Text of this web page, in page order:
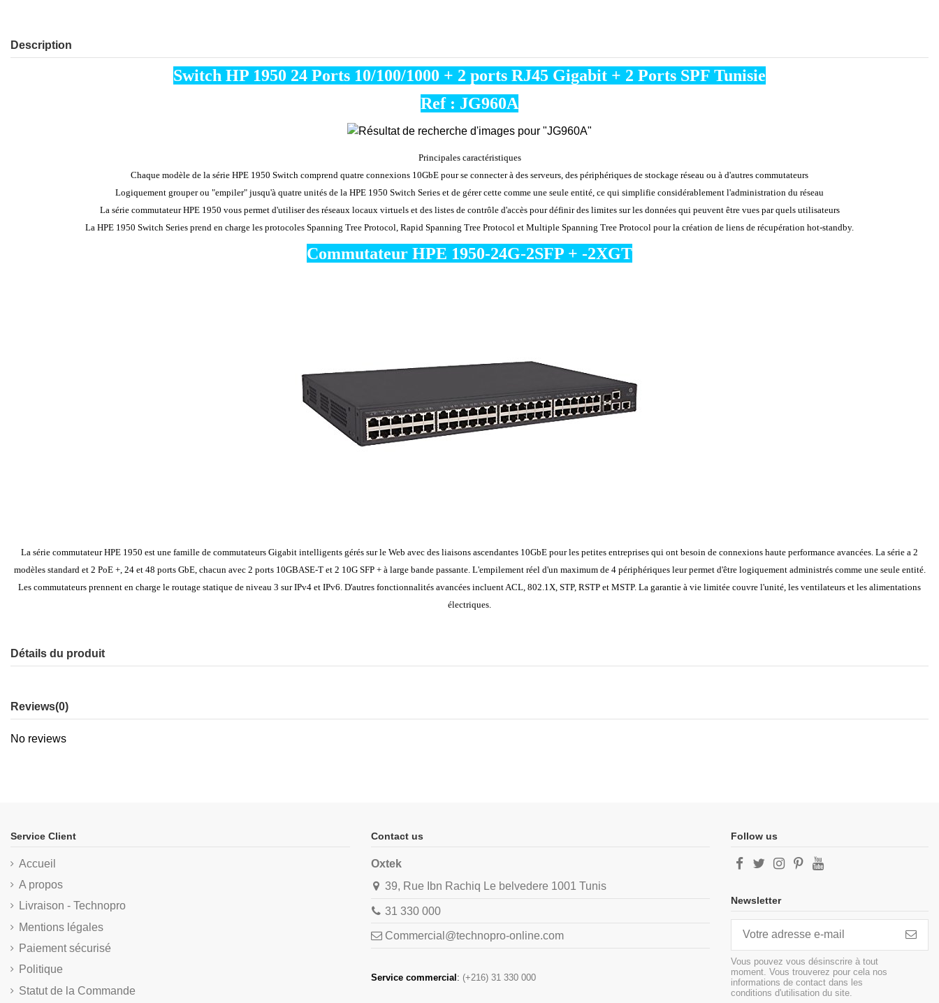
Description
Switch HP 1950 24 Ports 10/100/1000 + 2 ports RJ45 Gigabit + 2 Ports SPF Tunisie
Ref : JG960A
Principales caractéristiques
Chaque modèle de la série HPE 1950 Switch comprend quatre connexions 10GbE pour se connecter à des serveurs, des périphériques de stockage réseau ou à d'autres commutateurs
Logiquement grouper ou "empiler" jusqu'à quatre unités de la HPE 1950 Switch Series et de gérer cette comme une seule entité, ce qui simplifie considérablement l'administration du réseau
La série commutateur HPE 1950 vous permet d'utiliser des réseaux locaux virtuels et des listes de contrôle d'accès pour définir des limites sur les données qui peuvent être vues par quels utilisateurs
La HPE 1950 Switch Series prend en charge les protocoles Spanning Tree Protocol, Rapid Spanning Tree Protocol et Multiple Spanning Tree Protocol pour la création de liens de récupération hot-standby.
Commutateur HPE 1950-24G-2SFP + -2XGT
La série commutateur HPE 1950 est une famille de commutateurs Gigabit intelligents gérés sur le Web avec des liaisons ascendantes 10GbE pour les petites entreprises qui ont besoin de connexions haute performance avancées. La série a 2
modèles standard et 2 PoE +, 24 et 48 ports GbE, chacun avec 2 ports 10GBASE-T et 2 10G SFP + à large bande passante. L'empilement réel d'un maximum de 4 périphériques leur permet d'être logiquement administrés comme une seule entité.
Les commutateurs prennent en charge le routage statique de niveau 3 sur IPv4 et IPv6. D'autres fonctionnalités avancées incluent ACL, 802.1X, STP, RSTP et MSTP. La garantie à vie limitée couvre l'unité, les ventilateurs et les alimentations
électriques.
Détails du produit
Reviews(0)
No reviews
Service Client
Accueil
A propos
Livraison - Technopro
Mentions légales
Paiement sécurisé
Politique
Statut de la Commande
Contact us
Oxtek
39, Rue Ibn Rachiq Le belvedere 1001 Tunis
31 330 000
Commercial@technopro-online.com
Service commercial: (+216) 31 330 000
Follow us
Newsletter
Vous pouvez vous désinscrire à tout
moment. Vous trouverez pour cela nos
informations de contact dans les
conditions d'utilisation du site.